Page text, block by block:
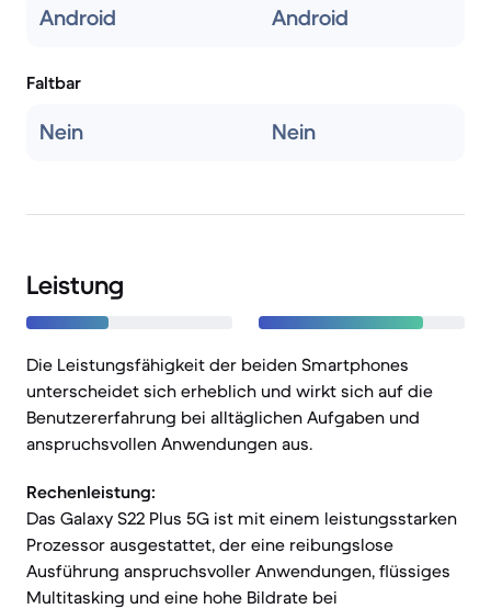
Android Android
Faltbar
Nein Nein
Leistung
Die Leistungsfähigkeit der beiden Smartphones
unterscheidet sich erheblich und wirkt sich auf die
Benutzererfahrung bei alltäglichen Aufgaben und
anspruchsvollen Anwendungen aus.
Rechenleistung:
Das Galaxy S22 Plus 5G ist mit einem leistungsstarken
Prozessor ausgestattet, der eine reibungslose
Ausführung anspruchsvoller Anwendungen, flüssiges
Multitasking und eine hohe Bildrate bei